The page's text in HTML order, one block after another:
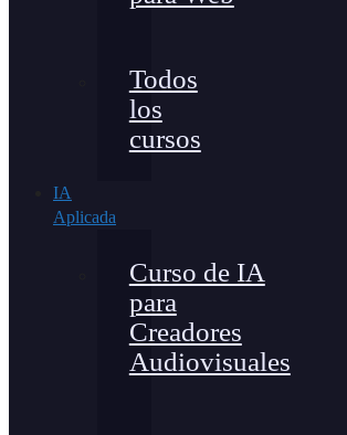
Todos
los
cursos
IA
Aplicada
Curso de IA
para
Creadores
Audiovisuales